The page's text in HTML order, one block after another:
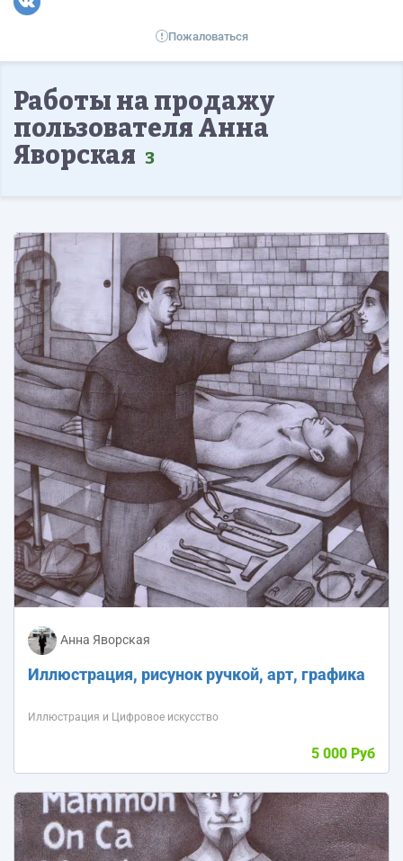
Пожаловаться
Работы на продажу
пользователя Анна
Яворская 3
Анна Яворская
Иллюстрация, рисунок ручкой, арт, графика
Иллюстрация и Цифровое искусство
5 000 Руб